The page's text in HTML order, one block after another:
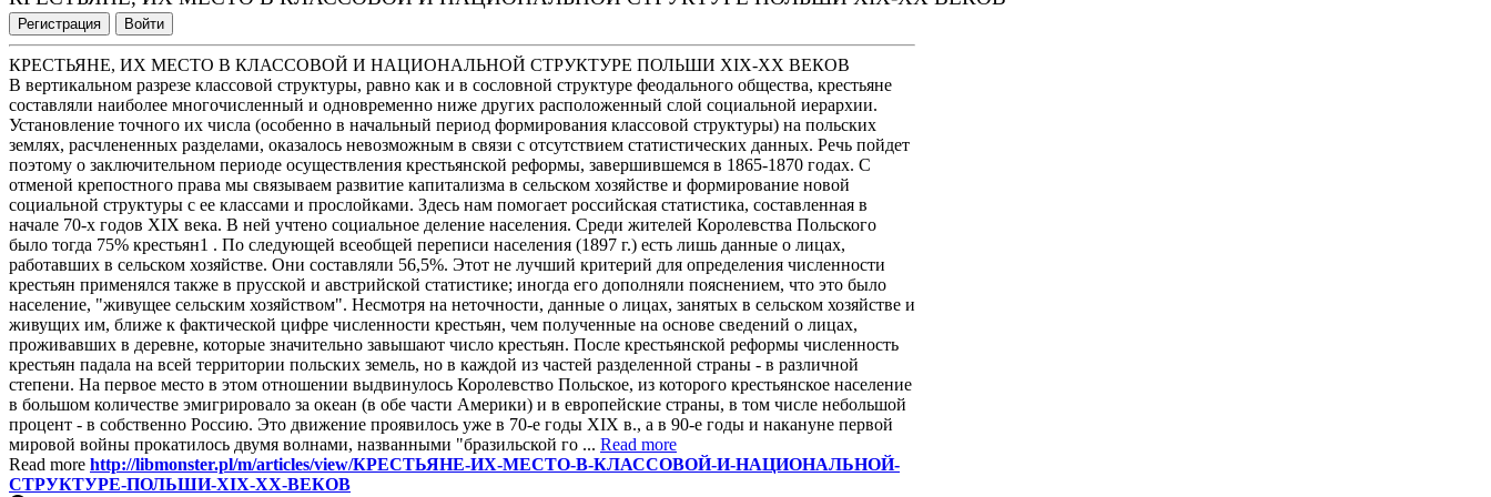
Регистрация Войти
КРЕСТЬЯНЕ, ИХ МЕСТО В КЛАССОВОЙ И НАЦИОНАЛЬНОЙ СТРУКТУРЕ ПОЛЬШИ XIX-XX ВЕКОВ
В вертикальном разрезе классовой структуры, равно как и в сословной структуре феодального общества, крестьяне
составляли наиболее многочисленный и одновременно ниже других расположенный слой социальной иерархии.
Установление точного их числа (особенно в начальный период формирования классовой структуры) на польских
землях, расчлененных разделами, оказалось невозможным в связи с отсутствием статистических данных. Речь пойдет
поэтому о заключительном периоде осуществления крестьянской реформы, завершившемся в 1865-1870 годах. С
отменой крепостного права мы связываем развитие капитализма в сельском хозяйстве и формирование новой
социальной структуры с ее классами и прослойками. Здесь нам помогает российская статистика, составленная в
начале 70-х годов XIX века. В ней учтено социальное деление населения. Среди жителей Королевства Польского
было тогда 75% крестьян1 . По следующей всеобщей переписи населения (1897 г.) есть лишь данные о лицах,
работавших в сельском хозяйстве. Они составляли 56,5%. Этот не лучший критерий для определения численности
крестьян применялся также в прусской и австрийской статистике; иногда его дополняли пояснением, что это было
население, "живущее сельским хозяйством". Несмотря на неточности, данные о лицах, занятых в сельском хозяйстве и
живущих им, ближе к фактической цифре численности крестьян, чем полученные на основе сведений о лицах,
проживавших в деревне, которые значительно завышают число крестьян. После крестьянской реформы численность
крестьян падала на всей территории польских земель, но в каждой из частей разделенной страны - в различной
степени. На первое место в этом отношении выдвинулось Королевство Польское, из которого крестьянское население
в большом количестве эмигрировало за океан (в обе части Америки) и в европейские страны, в том числе небольшой
процент - в собственно Россию. Это движение проявилось уже в 70-е годы XIX в., а в 90-е годы и накануне первой
мировой войны прокатилось двумя волнами, названными "бразильской го ... Read more
Read more http://libmonster.pl/m/articles/view/КРЕСТЬЯНЕ-ИХ-МЕСТО-В-КЛАССОВОЙ-И-НАЦИОНАЛЬНОЙ-
СТРУКТУРЕ-ПОЛЬШИ-XIX-XX-ВЕКОВ